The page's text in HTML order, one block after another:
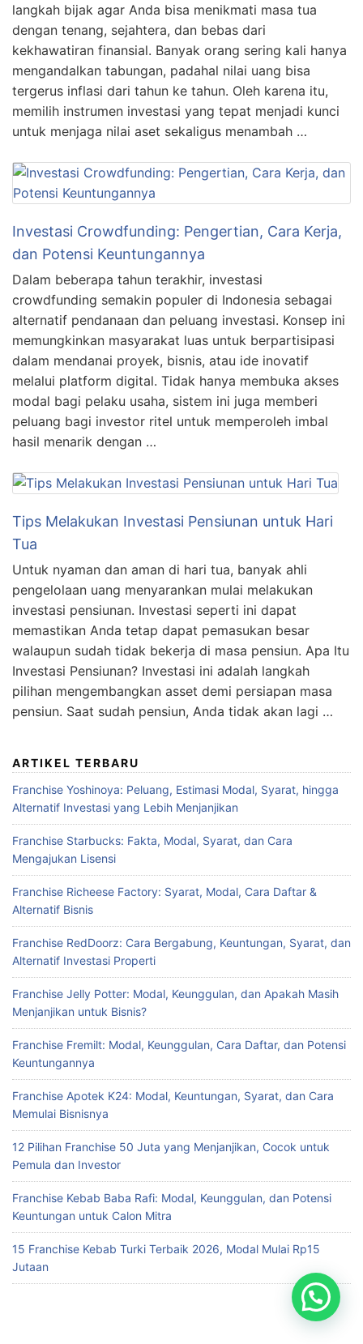
langkah bijak agar Anda bisa menikmati masa tua
dengan tenang, sejahtera, dan bebas dari
kekhawatiran finansial. Banyak orang sering kali hanya
mengandalkan tabungan, padahal nilai uang bisa
tergerus inflasi dari tahun ke tahun. Oleh karena itu,
memilih instrumen investasi yang tepat menjadi kunci
untuk menjaga nilai aset sekaligus menambah …
Investasi Crowdfunding: Pengertian, Cara Kerja,
dan Potensi Keuntungannya
Dalam beberapa tahun terakhir, investasi
crowdfunding semakin populer di Indonesia sebagai
alternatif pendanaan dan peluang investasi. Konsep ini
memungkinkan masyarakat luas untuk berpartisipasi
dalam mendanai proyek, bisnis, atau ide inovatif
melalui platform digital. Tidak hanya membuka akses
modal bagi pelaku usaha, sistem ini juga memberi
peluang bagi investor ritel untuk memperoleh imbal
hasil menarik dengan …
Tips Melakukan Investasi Pensiunan untuk Hari
Tua
Untuk nyaman dan aman di hari tua, banyak ahli
pengelolaan uang menyarankan mulai melakukan
investasi pensiunan. Investasi seperti ini dapat
memastikan Anda tetap dapat pemasukan besar
walaupun sudah tidak bekerja di masa pensiun. Apa Itu
Investasi Pensiunan? Investasi ini adalah langkah
pilihan mengembangkan asset demi persiapan masa
pensiun. Saat sudah pensiun, Anda tidak akan lagi …
ARTIKEL TERBARU
Franchise Yoshinoya: Peluang, Estimasi Modal, Syarat, hingga
Alternatif Investasi yang Lebih Menjanjikan
Franchise Starbucks: Fakta, Modal, Syarat, dan Cara
Mengajukan Lisensi
Franchise Richeese Factory: Syarat, Modal, Cara Daftar &
Alternatif Bisnis
Franchise RedDoorz: Cara Bergabung, Keuntungan, Syarat, dan
Alternatif Investasi Properti
Franchise Jelly Potter: Modal, Keunggulan, dan Apakah Masih
Menjanjikan untuk Bisnis?
Franchise Fremilt: Modal, Keunggulan, Cara Daftar, dan Potensi
Keuntungannya
Franchise Apotek K24: Modal, Keuntungan, Syarat, dan Cara
Memulai Bisnisnya
12 Pilihan Franchise 50 Juta yang Menjanjikan, Cocok untuk
Pemula dan Investor
Franchise Kebab Baba Rafi: Modal, Keunggulan, dan Potensi
Keuntungan untuk Calon Mitra
15 Franchise Kebab Turki Terbaik 2026, Modal Mulai Rp15
Jutaan